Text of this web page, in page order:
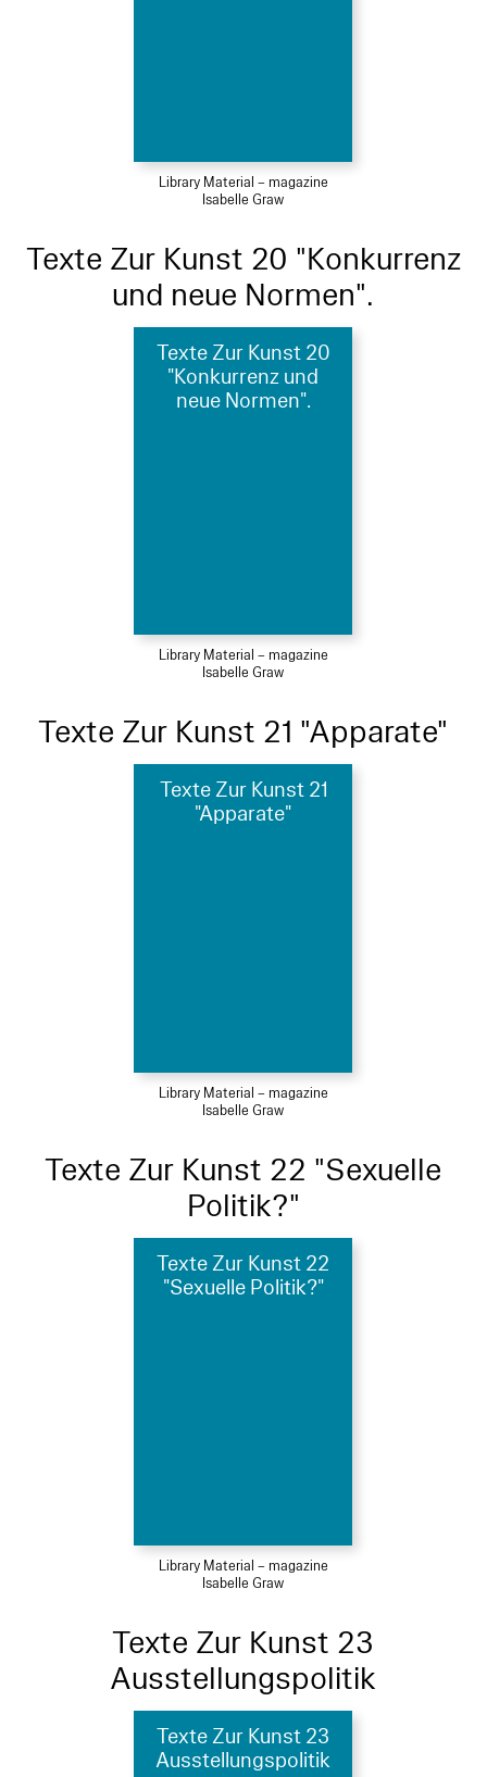
Library Material – magazine
Isabelle Graw
Texte Zur Kunst 20 "Konkurrenz
und neue Normen".
Texte Zur Kunst 20
"Konkurrenz und
neue Normen".
Library Material – magazine
Isabelle Graw
Texte Zur Kunst 21 "Apparate"
Texte Zur Kunst 21
"Apparate"
Library Material – magazine
Isabelle Graw
Texte Zur Kunst 22 "Sexuelle
Politik?"
Texte Zur Kunst 22
"Sexuelle Politik?"
Library Material – magazine
Isabelle Graw
Texte Zur Kunst 23
Ausstellungspolitik
Texte Zur Kunst 23
Ausstellungspolitik